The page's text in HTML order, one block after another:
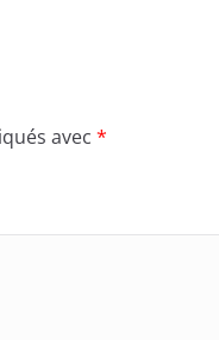
avec *